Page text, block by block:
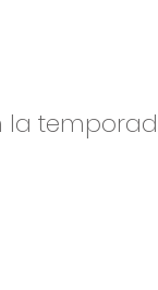
la